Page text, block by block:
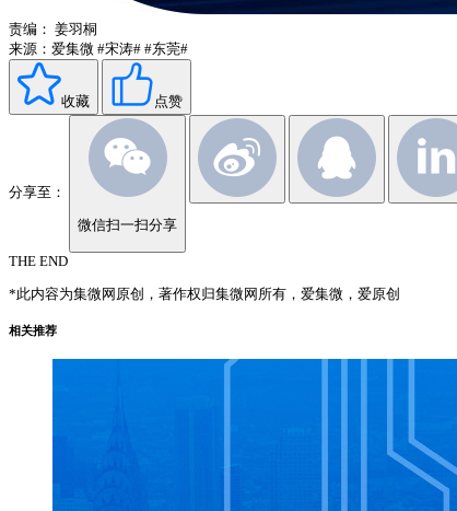
责编： 姜羽桐
来源：爱集微 #宋涛# #东莞#
收藏 点赞
分享至：
微信扫一扫分享
THE END
*此内容为集微网原创，著作权归集微网所有，爱集微，爱原创
相关推荐